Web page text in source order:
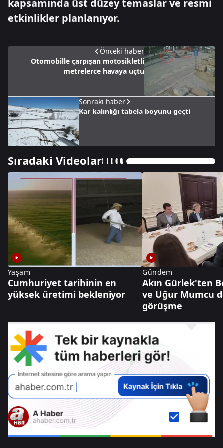
kapsamında üst düzey temaslar ve resmi
etkinlikler planlanıyor.
Önceki haber
Otomobille çarpışan motosikletli
metrelerce havaya uçtu
Sonraki haber
Kar kalınlığı tabela boyunu geçti
Sıradaki Videolar
Yaşam
Cumhuriyet tarihinin en
yüksek üretimi bekleniyor
Gündem
Akın Gürlek'ten
ve Uğur Mumcu
görüşme